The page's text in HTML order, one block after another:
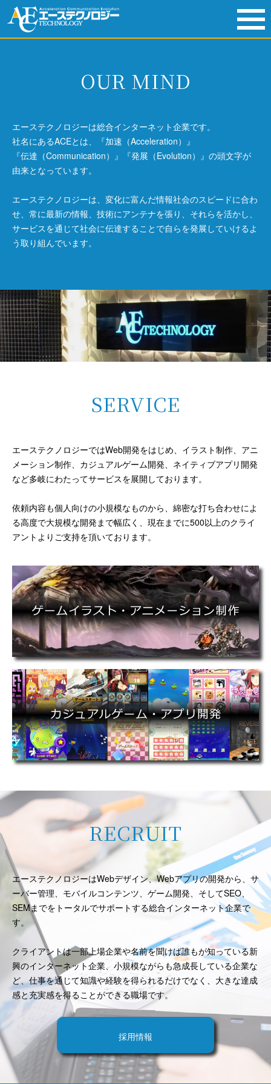
OUR MIND
エーステクノロジーは総合インターネット企業です。
社名にあるACEとは、『加速（Acceleration）』
『伝達（Communication）』『発展（Evolution）』の頭文字が
由来となっています。
エーステクノロジーは、変化に富んだ情報社会のスピードに合わ
せ、常に最新の情報、技術にアンテナを張り、それらを活かし、
サービスを通じて社会に伝達することで自らを発展していけるよ
う取り組んでいます。
SERVICE
エーステクノロジーではWeb開発をはじめ、イラスト制作、アニ
メーション制作、カジュアルゲーム開発、ネイティブアプリ開発
など多岐にわたってサービスを展開しております。
依頼内容も個人向けの小規模なものから、綿密な打ち合わせによ
る高度で大規模な開発まで幅広く、現在までに500以上のクライ
アントよりご支持を頂いております。
RECRUIT
エーステクノロジーはWebデザイン、Webアプリの開発から、サ
ーバー管理、モバイルコンテンツ、ゲーム開発、そしてSEO、
SEMまでをトータルでサポートする総合インターネット企業で
す。
クライアントは一部上場企業や名前を聞けば誰もが知っている新
興のインターネット企業、小規模ながらも急成長している企業な
ど、仕事を通じて知識や経験を得られるだけでなく、大きな達成
感と充実感を得ることができる職場です。
採用情報